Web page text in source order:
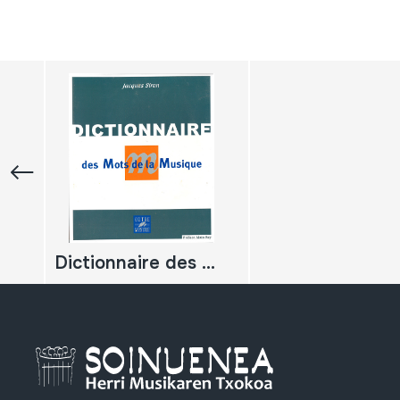
Dictionnaire des Mots de la Musique